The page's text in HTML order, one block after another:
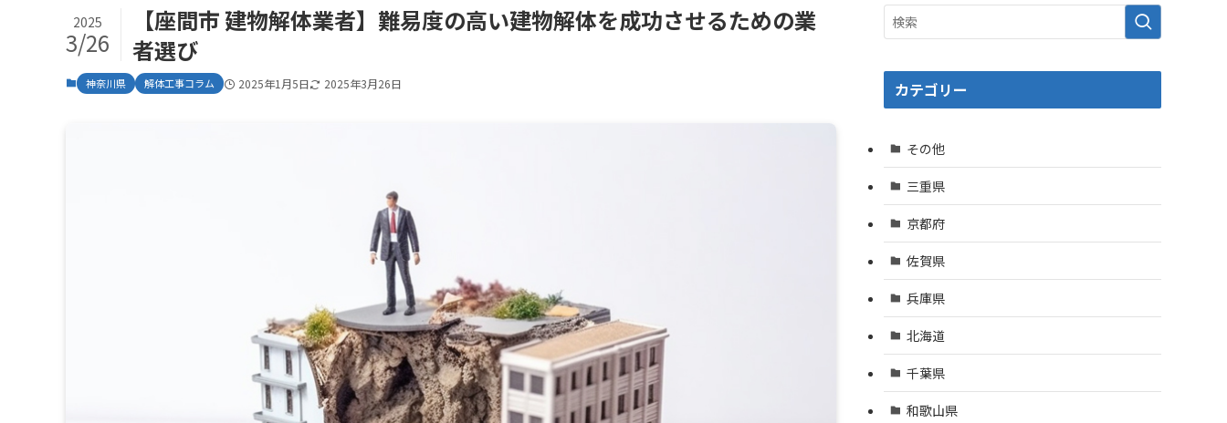
【座間市 建物解体業者】難易度の高い建物解体を成功させるための業
者選び
2025
3/26
神奈川県 解体工事コラム 2025年1月5日 2025年3月26日 カテゴリー
その他
三重県
京都府
佐賀県
兵庫県
北海道
千葉県
和歌山県